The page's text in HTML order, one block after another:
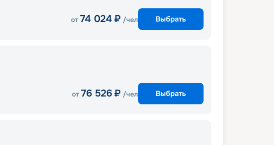
от 74 024 ₽ /чел Выбрать
от 76 526 ₽ /чел Выбрать